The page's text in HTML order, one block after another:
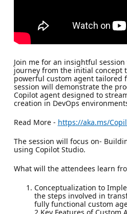
Join me for an insightful
journey from the initial concept
powerful custom agent tailored
session will demonstrate the
Copilot agent designed to
creation in DevOps
Read More - https://aka.ms/
The session will focus on-
using Copilot Studio.
What will the attendees learn
Conceptualization to
the steps involved in
fully functional custom
2.Key Features of Custom